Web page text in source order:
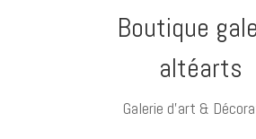
Boutique
altéarts
Galerie d’art &